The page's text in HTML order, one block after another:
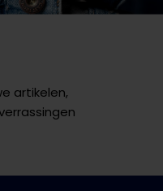
artikelen,